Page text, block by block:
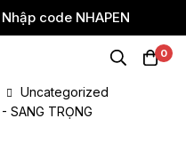
code NHAPEN
0
Uncategorized
SANG TRỌNG